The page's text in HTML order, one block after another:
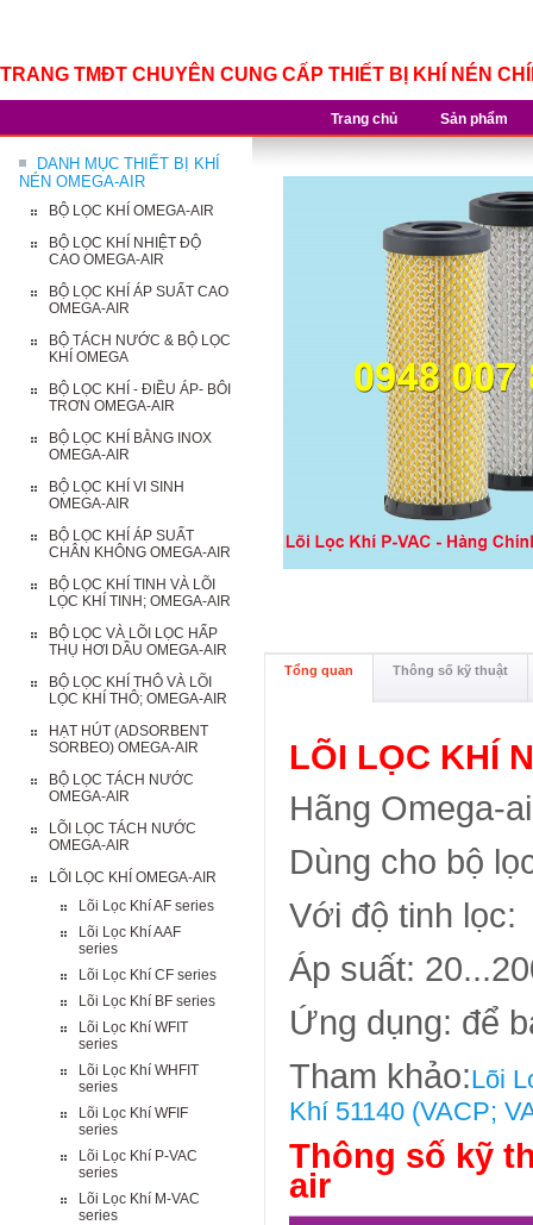
TRANG TMĐT CHUYÊN CUNG CẤP THIẾT BỊ KHÍ NÉN
Trang chủ Sản phẩm
DANH MỤC THIẾT BỊ KHÍ
NÉN OMEGA-AIR
BỘ LỌC KHÍ OMEGA-AIR
BỘ LỌC KHÍ NHIỆT ĐỘ
CAO OMEGA-AIR
BỘ LỌC KHÍ ÁP SUẤT CAO
OMEGA-AIR
BỘ TÁCH NƯỚC & BỘ LỌC
KHÍ OMEGA
BỘ LỌC KHÍ - ĐIỀU ÁP- BÔI
TRƠN OMEGA-AIR
BỘ LỌC KHÍ BẰNG INOX
OMEGA-AIR
BỘ LỌC KHÍ VI SINH
OMEGA-AIR
BỘ LỌC KHÍ ÁP SUẤT
CHÂN KHÔNG OMEGA-AIR
BỘ LỌC KHÍ TINH VÀ LÕI
LỌC KHÍ TINH; OMEGA-AIR
BỘ LỌC VÀ LÕI LỌC HẤP
THỤ HƠI DẦU OMEGA-AIR
BỘ LỌC KHÍ THÔ VÀ LÕI
LỌC KHÍ THÔ; OMEGA-AIR
HẠT HÚT (ADSORBENT
SORBEO) OMEGA-AIR
BỘ LỌC TÁCH NƯỚC
OMEGA-AIR
LÕI LỌC TÁCH NƯỚC
OMEGA-AIR
LÕI LỌC KHÍ OMEGA-AIR
Lõi Lọc Khí AF series
Lõi Lọc Khí AAF
series
Lõi Lọc Khí CF series
Lõi Lọc Khí BF series
Lõi Lọc Khí WFIT
series
Lõi Lọc Khí WHFIT
series
Lõi Lọc Khí WFIF
series
Lõi Lọc Khí P-VAC
series
Lõi Lọc Khí M-VAC
series
Tổng quan Thông số kỹ thuật
LÕI LỌC KHÍ
Hãng Omega-
Dùng cho bộ
Với độ tinh
Áp suất:
Ứng dụng: để
Tham khảo:Lõi
Khí 51140 (VACP;
Thông số kỹ
air